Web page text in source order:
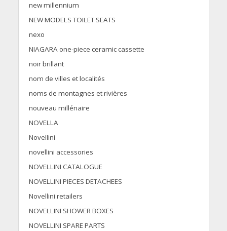
new millennium
NEW MODELS TOILET SEATS
nexo
NIAGARA one-piece ceramic cassette
noir brillant
nom de villes et localités
noms de montagnes et rivières
nouveau millénaire
NOVELLA
Novellini
novellini accessories
NOVELLINI CATALOGUE
NOVELLINI PIECES DETACHEES
Novellini retailers
NOVELLINI SHOWER BOXES
NOVELLINI SPARE PARTS